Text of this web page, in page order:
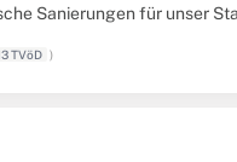
Sanierungen für unser
TVöD )